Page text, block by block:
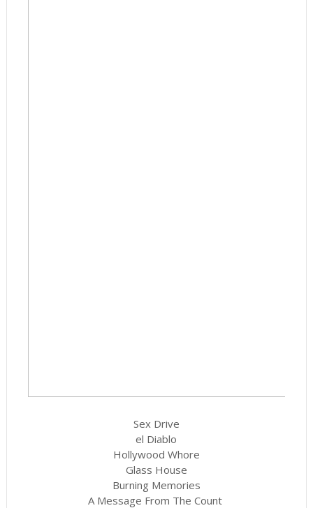
Sex Drive
el Diablo
Hollywood Whore
Glass House
Burning Memories
A Message From The Count